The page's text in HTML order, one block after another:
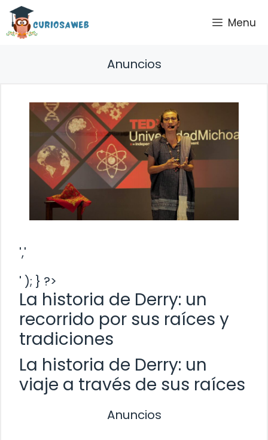
Saltar
contenido
Menu
Anuncios
','
' ); } ?>
La historia de Derry: un
recorrido por sus raíces y
tradiciones
La historia de Derry: un
viaje a través de sus raíces
Anuncios